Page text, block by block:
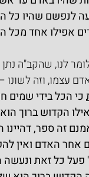
לנפשם שהיו כל
אפילו אחד מכל
לנו, שהקב"ה
עצמו, וזה לשונו
כי הכל בידי שמים
הקדוש ברוך
זה ספר,
אחר האדם ואין
כל זאת ונעשה